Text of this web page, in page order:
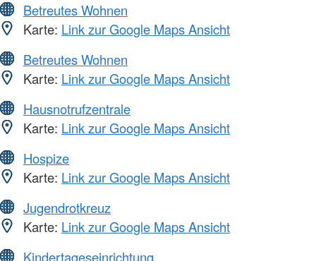
Betreutes Wohnen
Karte: Link zur Google Maps Ansicht
Betreutes Wohnen
Karte: Link zur Google Maps Ansicht
Hausnotrufzentrale
Karte: Link zur Google Maps Ansicht
Hospize
Karte: Link zur Google Maps Ansicht
Jugendrotkreuz
Karte: Link zur Google Maps Ansicht
Kindertageseinrichtung